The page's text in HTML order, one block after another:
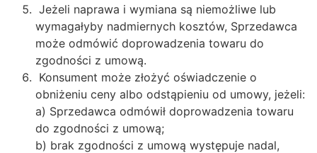
Jeżeli naprawa i wymiana są niemożliwe lub
wymagałyby nadmiernych kosztów, Sprzedawca
może odmówić doprowadzenia towaru do
zgodności z umową.
Konsument może złożyć oświadczenie o
obniżeniu ceny albo odstąpieniu od umowy, jeżeli:
a) Sprzedawca odmówił doprowadzenia towaru
do zgodności z umową;
b) brak zgodności z umową występuje nadal,